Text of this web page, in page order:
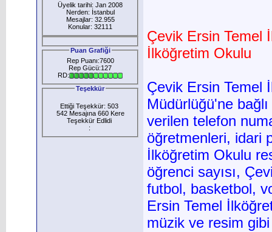
Üyelik tarihi: Jan 2008
Nerden: İstanbul
Mesajlar: 32.955
Konular: 32111
Puan Grafiği
Rep Puanı:7600
Rep Gücü:127
RD:
Teşekkür
Ettiği Teşekkür: 503
542 Mesajına 660 Kere
Teşekkür Edlidi
:
Çevik Ersin Temel
İlköğretim Okulu
Çevik Ersin Temel
Müdürlüğü'ne
verilen telefon
öğretmenleri, idari
İlköğretim Okulu
öğrenci sayısı,
futbol, basketbol,
Ersin Temel
müzik ve resim